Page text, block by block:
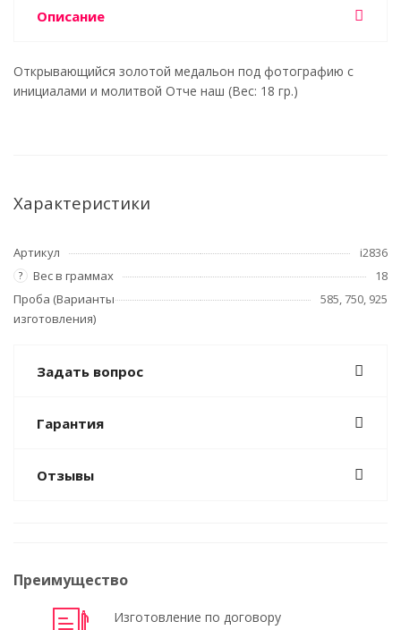
Описание
Открывающийся золотой медальон под фотографию с
инициалами и молитвой Отче наш (Вес: 18 гр.)
Характеристики
Артикул i2836
? Вес в граммах
18
Проба (Варианты
изготовления)
585, 750, 925
Задать вопрос
Гарантия
Отзывы
Преимущество
Изготовление по договору